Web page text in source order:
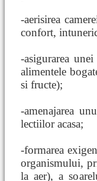
-aerisirea
confort,
-asigurarea
alimentele
si fructe);
-amenajarea
lectiilor acasa;
-formarea
organismului,
la aer), a